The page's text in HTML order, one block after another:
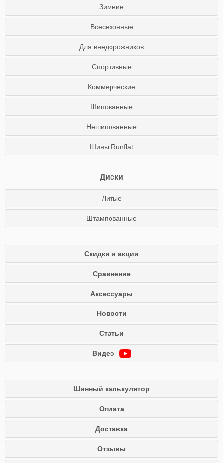
Зимние
Всесезонные
Для внедорожников
Спортивные
Коммерческие
Шипованные
Нешипованные
Шины Runflat
Диски
Литые
Штампованные
Скидки и акции
Сравнение
Аксессуары
Новости
Статьи
Видео
Шинный калькулятор
Оплата
Доставка
Отзывы